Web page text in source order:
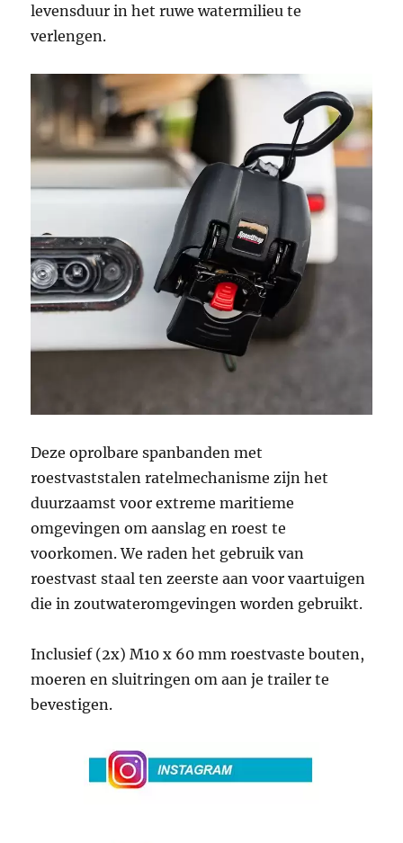
levensduur in het ruwe watermilieu te
verlengen.
Deze oprolbare spanbanden met
roestvaststalen ratelmechanisme zijn het
duurzaamst voor extreme maritieme
omgevingen om aanslag en roest te
voorkomen. We raden het gebruik van
roestvast staal ten zeerste aan voor vaartuigen
die in zoutwateromgevingen worden gebruikt.
Inclusief (2x) M10 x 60 mm roestvaste bouten,
moeren en sluitringen om aan je trailer te
bevestigen.